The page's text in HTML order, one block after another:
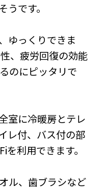
です。
ゆっくりできま
、疲労回復の効能
のにピッタリで
室に冷暖房とテレ
レ付、バス付の部
利用できます。
ル、歯ブラシなど